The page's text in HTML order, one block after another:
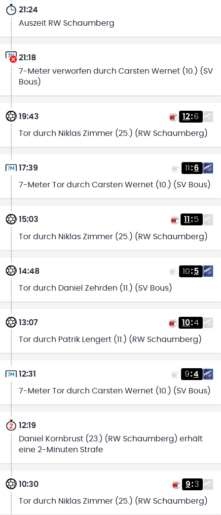
21:24
Auszeit RW Schaumberg
21:18
7-Meter verworfen durch Carsten Wernet (10.) (SV
Bous)
19:43 12:6
Tor durch Niklas Zimmer (25.) (RW Schaumberg)
17:39 11 :6
7-Meter Tor durch Carsten Wernet (10.) (SV Bous)
15:03 11 :5
Tor durch Niklas Zimmer (25.) (RW Schaumberg)
14:48 10:5
Tor durch Daniel Zehrden (11.) (SV Bous)
13:07 10:4
Tor durch Patrik Lengert (11.) (RW Schaumberg)
12:31 9:4
7-Meter Tor durch Carsten Wernet (10.) (SV Bous)
12:19
Daniel Kornbrust (23.) (RW Schaumberg) erhält
eine 2-Minuten Strafe
10:30 9:3
Tor durch Niklas Zimmer (25.) (RW Schaumberg)